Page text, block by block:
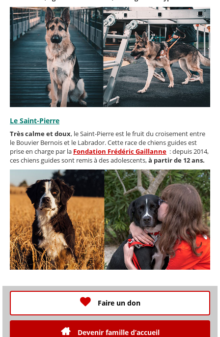
Le Saint-Pierre
Très calme et doux, le Saint-Pierre est le fruit du croisement entre
le Bouvier Bernois et le Labrador. Cette race de chiens guides est
prise en charge par la Fondation Frédéric Gaillanne : depuis 2014,
ces chiens guides sont remis à des adolescents,à partir de 12 ans.
Faire un don
Devenir famille d’accueil